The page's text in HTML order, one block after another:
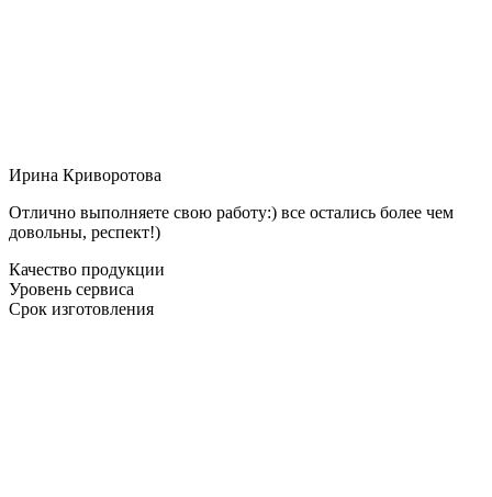
Ирина Криворотова
Отлично выполняете свою работу:) все остались более чем
довольны, респект!)
Качество продукции
Уровень сервиса
Срок изготовления